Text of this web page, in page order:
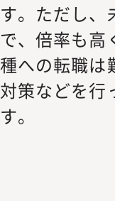
。ただし
、倍率も
への転職
策などを
。